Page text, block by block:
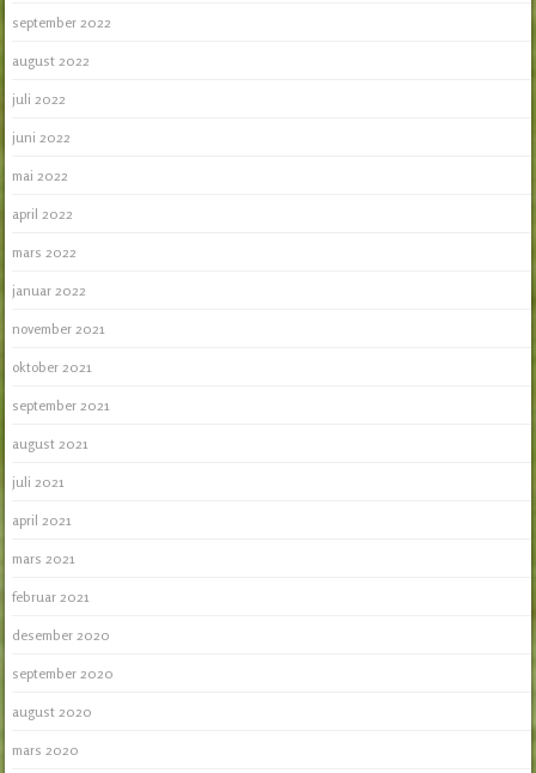
september 2022
august 2022
juli 2022
juni 2022
mai 2022
april 2022
mars 2022
januar 2022
november 2021
oktober 2021
september 2021
august 2021
juli 2021
april 2021
mars 2021
februar 2021
desember 2020
september 2020
august 2020
mars 2020